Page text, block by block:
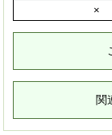
×
関